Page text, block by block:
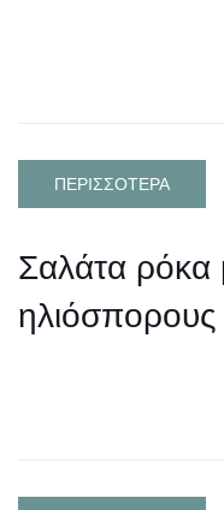
ΠΕΡΙΣΣΟΤΕΡΑ
Σαλάτα ρόκα
ηλιόσπορους